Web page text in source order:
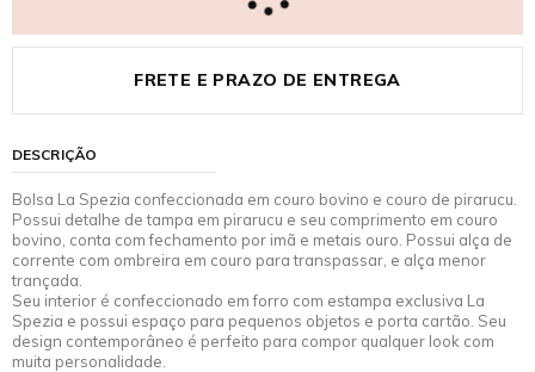
FRETE E PRAZO DE ENTREGA
DESCRIÇÃO
Bolsa La Spezia confeccionada em couro bovino e couro de pirarucu.
Possui detalhe de tampa em pirarucu e seu comprimento em couro
bovino, conta com fechamento por imã e metais ouro. Possui alça de
corrente com ombreira em couro para transpassar, e alça menor
trançada.
Seu interior é confeccionado em forro com estampa exclusiva La
Spezia e possui espaço para pequenos objetos e porta cartão. Seu
design contemporâneo é perfeito para compor qualquer look com
muita personalidade.